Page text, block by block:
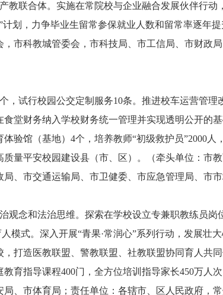
教联合体。实施在常院校与企业融合发展伙伴行动
划，力争毕业生留常参保就业人数和留常率逐年
市科教城管委会，市科技局、市工信局、市财政
试行校园公交定制服务10条。推进校车运营管理
堂财务纳入学校财务统一管理并实现透明公开的
验馆（基地）4个，培养教师“初级救护员”2000人
量平安校园建设县（市、区）。（牵头单位：市
、市交通运输局、市卫健委、市应急管理局、市市
念和法治思维。探索在学校设立专兼职教练员岗
模式。深入开展“青果·常润心”系列行动，发展壮
打造医教联盟、警教联盟、社教联盟协同育人共
育指导课程400门，全方位培训指导家长450万人
、市体育局；责任单位：各辖市、区人民政府，